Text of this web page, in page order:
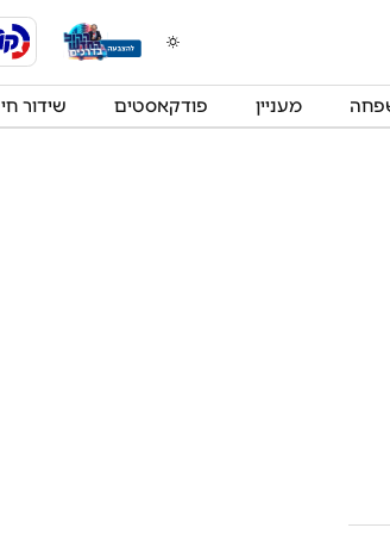
מעניין פודקאסטים שידור חי